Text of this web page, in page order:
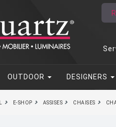
OUTDOOR DESIGNERS
E-SHOP ASSISES CHAISES